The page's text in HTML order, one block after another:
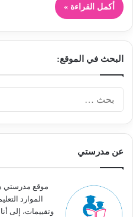
أكمل القراءة »
البحث في الموقع:
عن مدرستي
موقع مدرستي
الموارد
وتقييمات، إلى